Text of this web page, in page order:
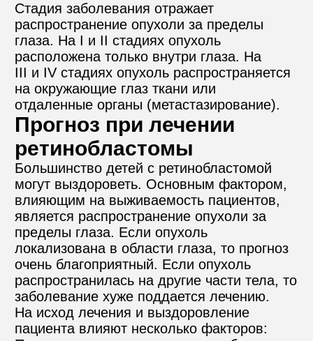
Стадия заболевания отражает
распространение опухоли за пределы
глаза. На I и II стадиях опухоль
расположена только внутри глаза. На
III и IV стадиях опухоль распространяется
на окружающие глаз ткани или
отдаленные органы (метастазирование).
Прогноз при лечении
ретинобластомы
Большинство детей с ретинобластомой
могут выздороветь. Основным фактором,
влияющим на выживаемость пациентов,
является распространение опухоли за
пределы глаза. Если опухоль
локализована в области глаза, то прогноз
очень благоприятный. Если опухоль
распространилась на другие части тела, то
заболевание хуже поддается лечению.
На исход лечения и выздоровление
пациента влияют несколько факторов: